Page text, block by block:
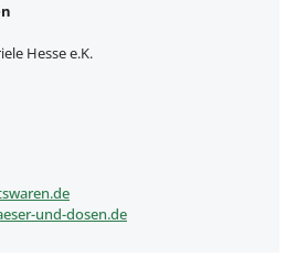
Hesse e.K.
und-dosen.de